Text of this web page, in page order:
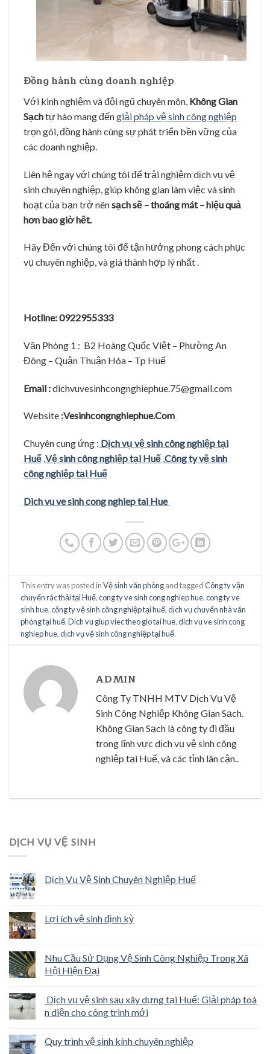
Đồng hành cùng doanh nghiệp
Với kinh nghiệm và đội ngũ chuyên môn, Không Gian
Sạchtự hào mang đếngiải pháp vệ sinh công nghiệp
trọn gói, đồng hành cùng sự phát triển bền vững của
các doanh nghiệp.
Liên hệ ngay với chúng tôi để trải nghiệm dịch vụ vệ
sinh chuyên nghiệp, giúp không gian làm việc và sinh
hoạt của bạn trở nênsạch sẽ – thoáng mát – hiệu quả
hơn bao giờ hết.
Hãy Đến với chúng tôi để tận hưởng phong cách phục
vụ chuyên nghiệp, và giá thành hợp lý nhất .
Hotline: 0922955333
Văn Phòng 1 : B2 Hoàng Quốc Việt – Phường An
Đông – Quận Thuận Hóa – Tp Huế
Email :dichvuvesinhcongnghiephue.75@gmail.com
Website :Vesinhcongnghiephue.Com
Chuyên cung ứng : Dịch vụ vệ sinh công nghiệp tại
Huế ,Vệ sinh công nghiệp tại Huế ,Công ty vệ sinh
công nghiệp tại Huế
Dich vu ve sinh cong nghiep tai Hue
This entry was posted inVệ sinh văn phòngand taggedCông ty vận
chuyển rác thải tại Huế,cong ty ve sinh cong nghiep hue,cong ty ve
sinh hue,công ty vệ sinh công nghiệp tại huế,dịch vụ chuyển nhà văn
phòng tại huế,Dich vu giup viec theo gio tai hue,dich vu ve sinh cong
nghiep hue,dịch vụ vệ sinh công nghiệp tại huế.
ADMIN
Công Ty TNHH MTV Dịch Vụ Vệ
Sinh Công Nghiệp Không Gian Sạch.
Không Gian Sạch là công ty đi đầu
trong lĩnh vực dịch vụ vệ sinh công
nghiệp tại Huế, và các tỉnh lân cận..
DỊCH VỤ VỆ SINH
Dịch Vụ Vệ Sinh Chuyên Nghiệp Huế
Lợi ích vệ sinh định kỳ
Nhu Cầu Sử Dụng Vệ Sinh Công Nghiệp Trong Xã
Hội Hiện Đại
Dịch vụ vệ sinh sau xây dựng tại Huế: Giải pháp toà
n diện cho công trình mới
Quy trình vệ sinh kính chuyên nghiệp